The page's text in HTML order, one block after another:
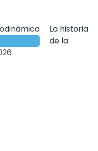
La historia
de la